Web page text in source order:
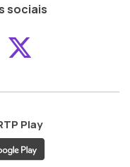
sociais
ao ao
Play